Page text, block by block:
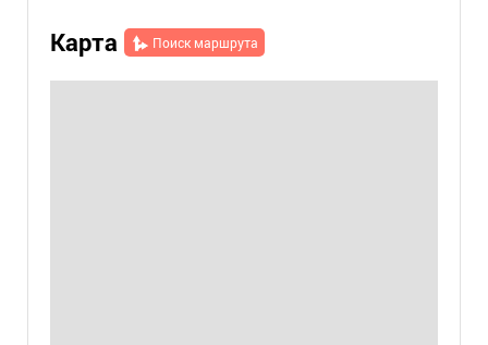
Карта Поиск маршрута